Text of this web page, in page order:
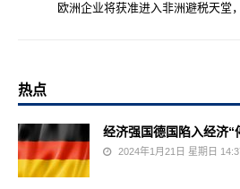
欧洲企业将获准进入非洲避税天堂
热点
经济强国德国陷入经济“
2024年1月21日 星期日